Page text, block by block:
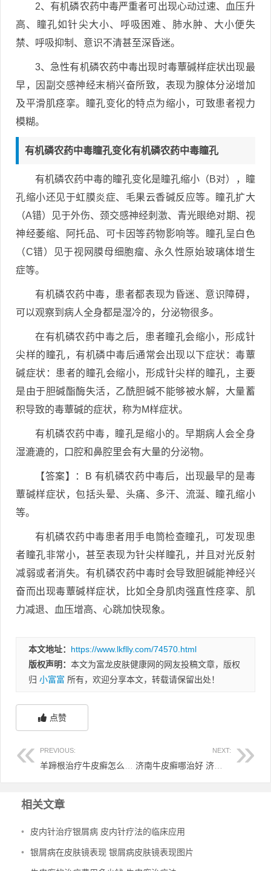
2、有机磷农药中毒严重者可出现心动过速、血压升
高、瞳孔如针尖大小、呼吸困难、肺水肿、大小便失
禁、呼吸抑制、意识不清甚至深昏迷。
3、急性有机磷农药中毒出现时毒蕈碱样症状出现最
早，因副交感神经末梢兴奋所致，表现为腺体分泌增加
及平滑肌痉挛。瞳孔变化的特点为缩小，可致患者视力
模糊。
有机磷农药中毒瞳孔变化有机磷农药中毒瞳孔
有机磷农药中毒的瞳孔变化是瞳孔缩小（B对），瞳
孔缩小还见于虹膜炎症、毛果云香碱反应等。瞳孔扩大
（A错）见于外伤、颈交感神经刺激、青光眼绝对期、视
神经萎缩、阿托品、可卡因等药物影响等。瞳孔呈白色
（C错）见于视网膜母细胞瘤、永久性原始玻璃体增生
症等。
有机磷农药中毒，患者都表现为昏迷、意识障碍，
可以观察到病人全身都是湿冷的，分泌物很多。
在有机磷农药中毒之后，患者瞳孔会缩小，形成针
尖样的瞳孔，有机磷中毒后通常会出现以下症状：毒蕈
碱症状：患者的瞳孔会缩小，形成针尖样的瞳孔，主要
是由于胆碱酯酶失活，乙酰胆碱不能够被水解，大量蓄
积导致的毒蕈碱的症状，称为M样症状。
有机磷农药中毒，瞳孔是缩小的。早期病人会全身
湿漉漉的，口腔和鼻腔里会有大量的分泌物。
【答案】：B 有机磷农药中毒后，出现最早的是毒
蕈碱样症状，包括头晕、头痛、多汗、流涎、瞳孔缩小
等。
有机磷农药中毒患者用手电筒检查瞳孔，可发现患
者瞳孔非常小，甚至表现为针尖样瞳孔，并且对光反射
减弱或者消失。有机磷农药中毒时会导致胆碱能神经兴
奋而出现毒蕈碱样症状，比如全身肌肉强直性痉挛、肌
力减退、血压增高、心跳加快现象。
本文地址： https://www.lkflly.com/74570.html
版权声明： 本文为富龙皮肤健康网的网友投稿文章，版权
归 小富富 所有，欢迎分享本文，转载请保留出处！
点赞
PREVIOUS: NEXT:
济南牛皮癣哪治好 济南治疗银屑病医院哪家好
相关文章
• 皮内针治疗银屑病 皮内针疗法的临床应用
• 银屑病在皮肤镜表现 银屑病皮肤镜表现图片